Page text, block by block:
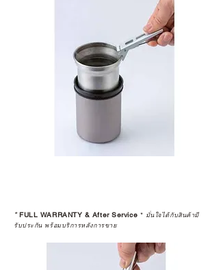
*FULL WARRANTY & After Service * มั่นใจได้กับสินค้ามี
รับประกัน พร้อมบริการหลังการขาย